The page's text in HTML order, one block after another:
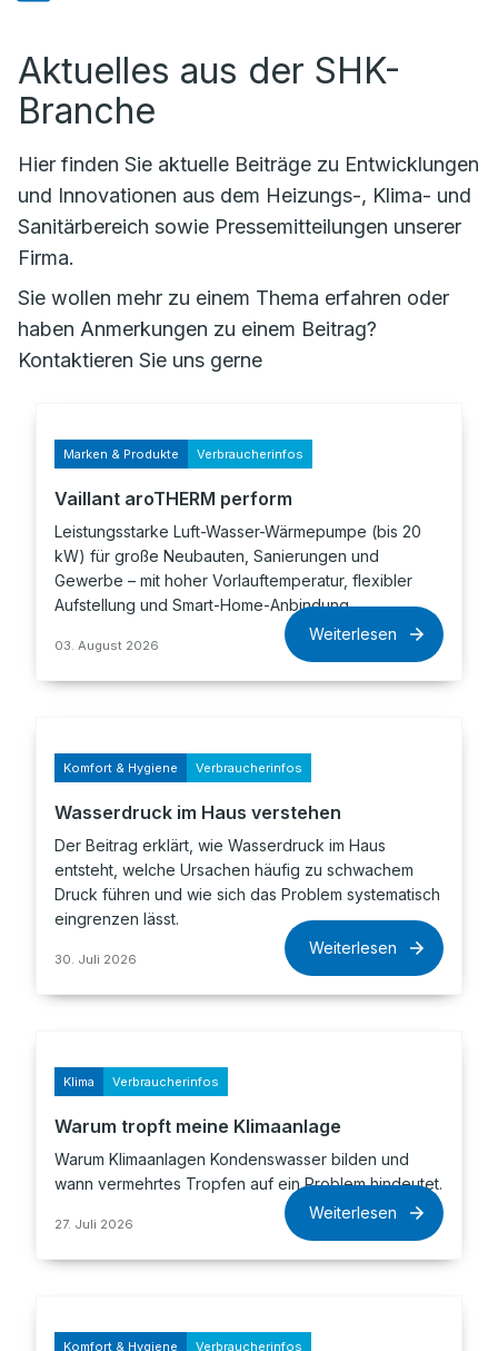
Aktuelles aus der SHK-
Branche
Hier finden Sie aktuelle Beiträge zu Entwicklungen
und Innovationen aus dem Heizungs-, Klima- und
Sanitärbereich sowie Pressemitteilungen unserer
Firma.
Sie wollen mehr zu einem Thema erfahren oder
haben Anmerkungen zu einem Beitrag?
Kontaktieren Sie uns gerne
Marken & Produkte Verbraucherinfos
Vaillant aroTHERM perform
Leistungsstarke Luft-Wasser-Wärmepumpe (bis 20
kW) für große Neubauten, Sanierungen und
Gewerbe – mit hoher Vorlauftemperatur, flexibler
Aufstellung und Smart-Home-Anbindung.
03. August 2026
Weiterlesen
Komfort & Hygiene Verbraucherinfos
Wasserdruck im Haus verstehen
Der Beitrag erklärt, wie Wasserdruck im Haus
entsteht, welche Ursachen häufig zu schwachem
Druck führen und wie sich das Problem systematisch
eingrenzen lässt.
30. Juli 2026
Weiterlesen
Klima Verbraucherinfos
Warum tropft meine Klimaanlage
Warum Klimaanlagen Kondenswasser bilden und
wann vermehrtes Tropfen auf ein Problem hindeutet.
27. Juli 2026
Weiterlesen
Komfort & Hygiene Verbraucherinfos